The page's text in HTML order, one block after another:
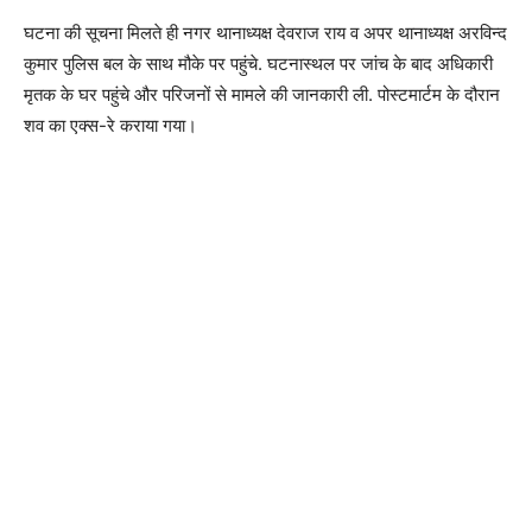
घटना की सूचना मिलते ही नगर थानाध्यक्ष देवराज राय व अपर थानाध्यक्ष अरविन्द
कुमार पुलिस बल के साथ मौके पर पहुंचे. घटनास्थल पर जांच के बाद अधिकारी
मृतक के घर पहुंचे और परिजनों से मामले की जानकारी ली. पोस्टमार्टम के दौरान
शव का एक्स-रे कराया गया।